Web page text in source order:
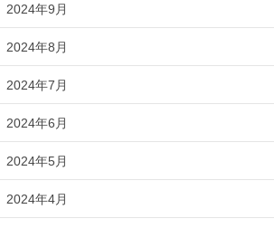
2024年9月
2024年8月
2024年7月
2024年6月
2024年5月
2024年4月